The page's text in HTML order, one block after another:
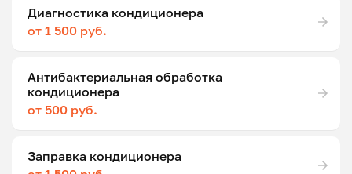
Диагностика кондиционера
от 1 500 руб.
Антибактериальная обработка
кондиционера
от 500 руб.
Заправка кондиционера